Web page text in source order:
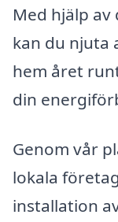
Med hjälp
kan du njuta
hem året
din
Genom vår
lokala
installation